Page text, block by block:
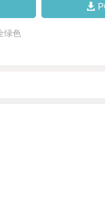
绿色